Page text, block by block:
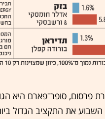
פרסום, סופר־פארם היא